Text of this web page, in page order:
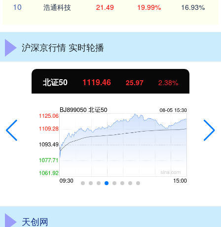
10 浩通科技 21.49 19.99% 16.93%
沪深京行情 实时轮播
北证50 1119.46 25.97 2.38%
天创网